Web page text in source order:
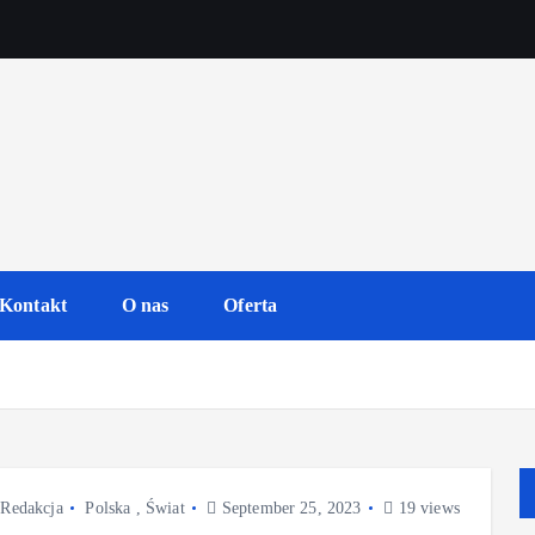
Kontakt O nas Oferta
Redakcja Polska , Świat September 25, 2023 19 views